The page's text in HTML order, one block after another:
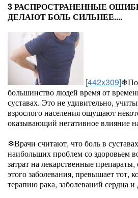
3 РАСПРОСТРАНЕННЫЕ
ДЕЛАЮТ БОЛЬ СИЛЬНЕЕ....
[442x309]
большинство людей время от
суставах. Это не удивительно,
взрослого населения ощущают
оказывающий негативное влияние
❄Врачи считают, что боль в
наибольших проблем со здоровьем
затрат на лекарственные
этого заболевания, превышает тот,
терапию рака, заболеваний сердца и